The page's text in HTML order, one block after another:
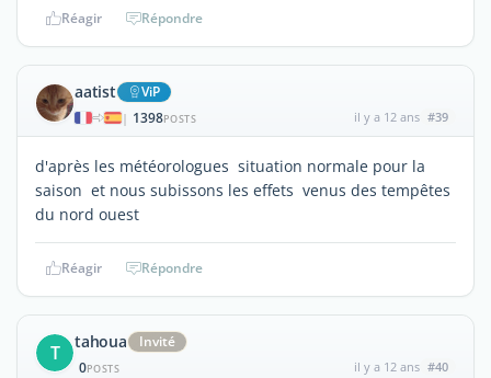
Réagir Répondre
aatist ViP
| 1398POSTS il y a 12 ans #39
d'après les météorologues situation normale pour la
saison et nous subissons les effets venus des tempêtes
du nord ouest
Réagir Répondre
T tahoua
Invité
0POSTS il y a 12 ans #40